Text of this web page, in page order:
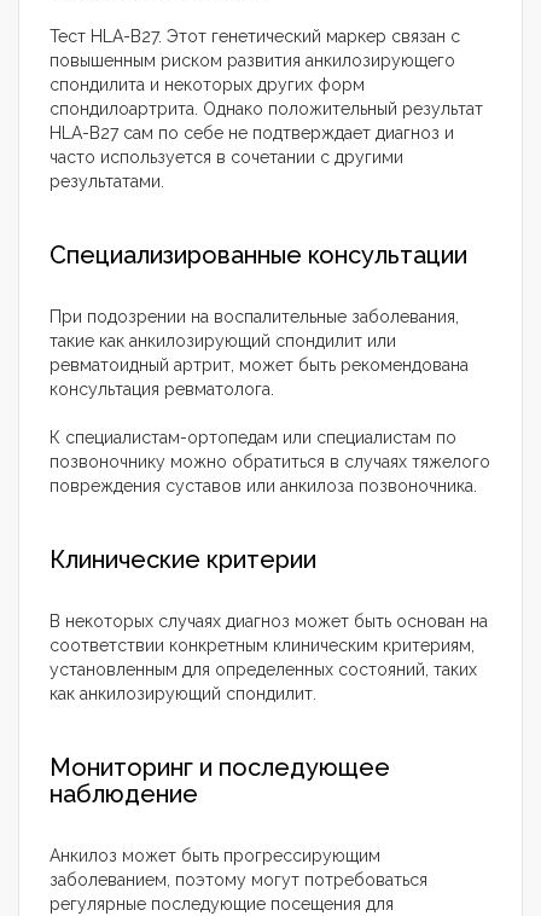
Тест HLA-B27. Этот генетический маркер связан с
повышенным риском развития анкилозирующего
спондилита и некоторых других форм
спондилоартрита. Однако положительный результат
HLA-B27 сам по себе не подтверждает диагноз и
часто используется в сочетании с другими
результатами.
Специализированные консультации
При подозрении на воспалительные заболевания,
такие как анкилозирующий спондилит или
ревматоидный артрит, может быть рекомендована
консультация ревматолога.
К специалистам-ортопедам или специалистам по
позвоночнику можно обратиться в случаях тяжелого
повреждения суставов или анкилоза позвоночника.
Клинические критерии
В некоторых случаях диагноз может быть основан на
соответствии конкретным клиническим критериям,
установленным для определенных состояний, таких
как анкилозирующий спондилит.
Мониторинг и последующее
наблюдение
Анкилоз может быть прогрессирующим
заболеванием, поэтому могут потребоваться
регулярные последующие посещения для